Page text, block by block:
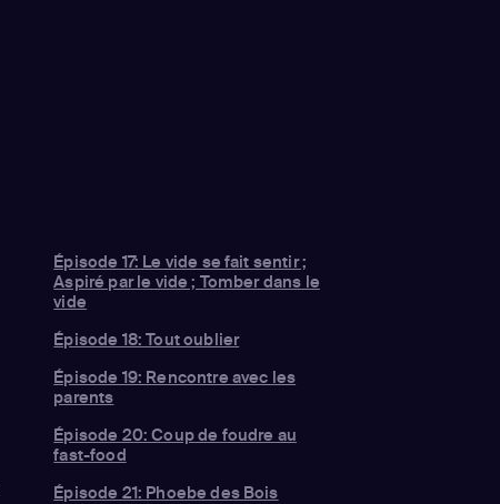
Épisode 17: Le vide se fait sentir ;
Aspiré par le vide ; Tomber dans le
vide
Épisode 18: Tout oublier
Épisode 19: Rencontre avec les
parents
Épisode 20: Coup de foudre au
fast-food
Épisode 21: Phoebe des Bois